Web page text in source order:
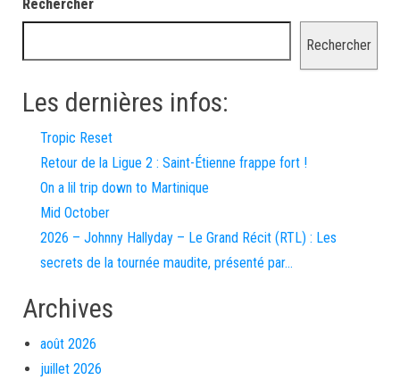
Rechercher
Rechercher
Les dernières infos:
Tropic Reset
Retour de la Ligue 2 : Saint-Étienne frappe fort !
On a lil trip down to Martinique
Mid October
2026 – Johnny Hallyday – Le Grand Récit (RTL) : Les
secrets de la tournée maudite, présenté par…
Archives
août 2026
juillet 2026